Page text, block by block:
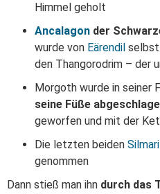
Himmel geholt
Ancalagon der
wurde von Eärendil
den Thangorodrim – der
Morgoth wurde in seiner
seine Füße
geworfen und mit der
Die letzten beiden Silmaril
genommen
Dann stieß man ihn durch das